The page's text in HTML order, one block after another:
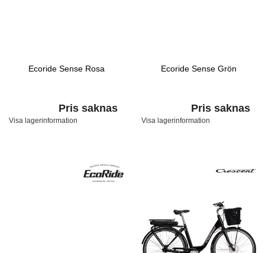
Ecoride Sense Rosa
Pris saknas
Visa lagerinformation
Ecoride Sense Grön
Pris saknas
Visa lagerinformation